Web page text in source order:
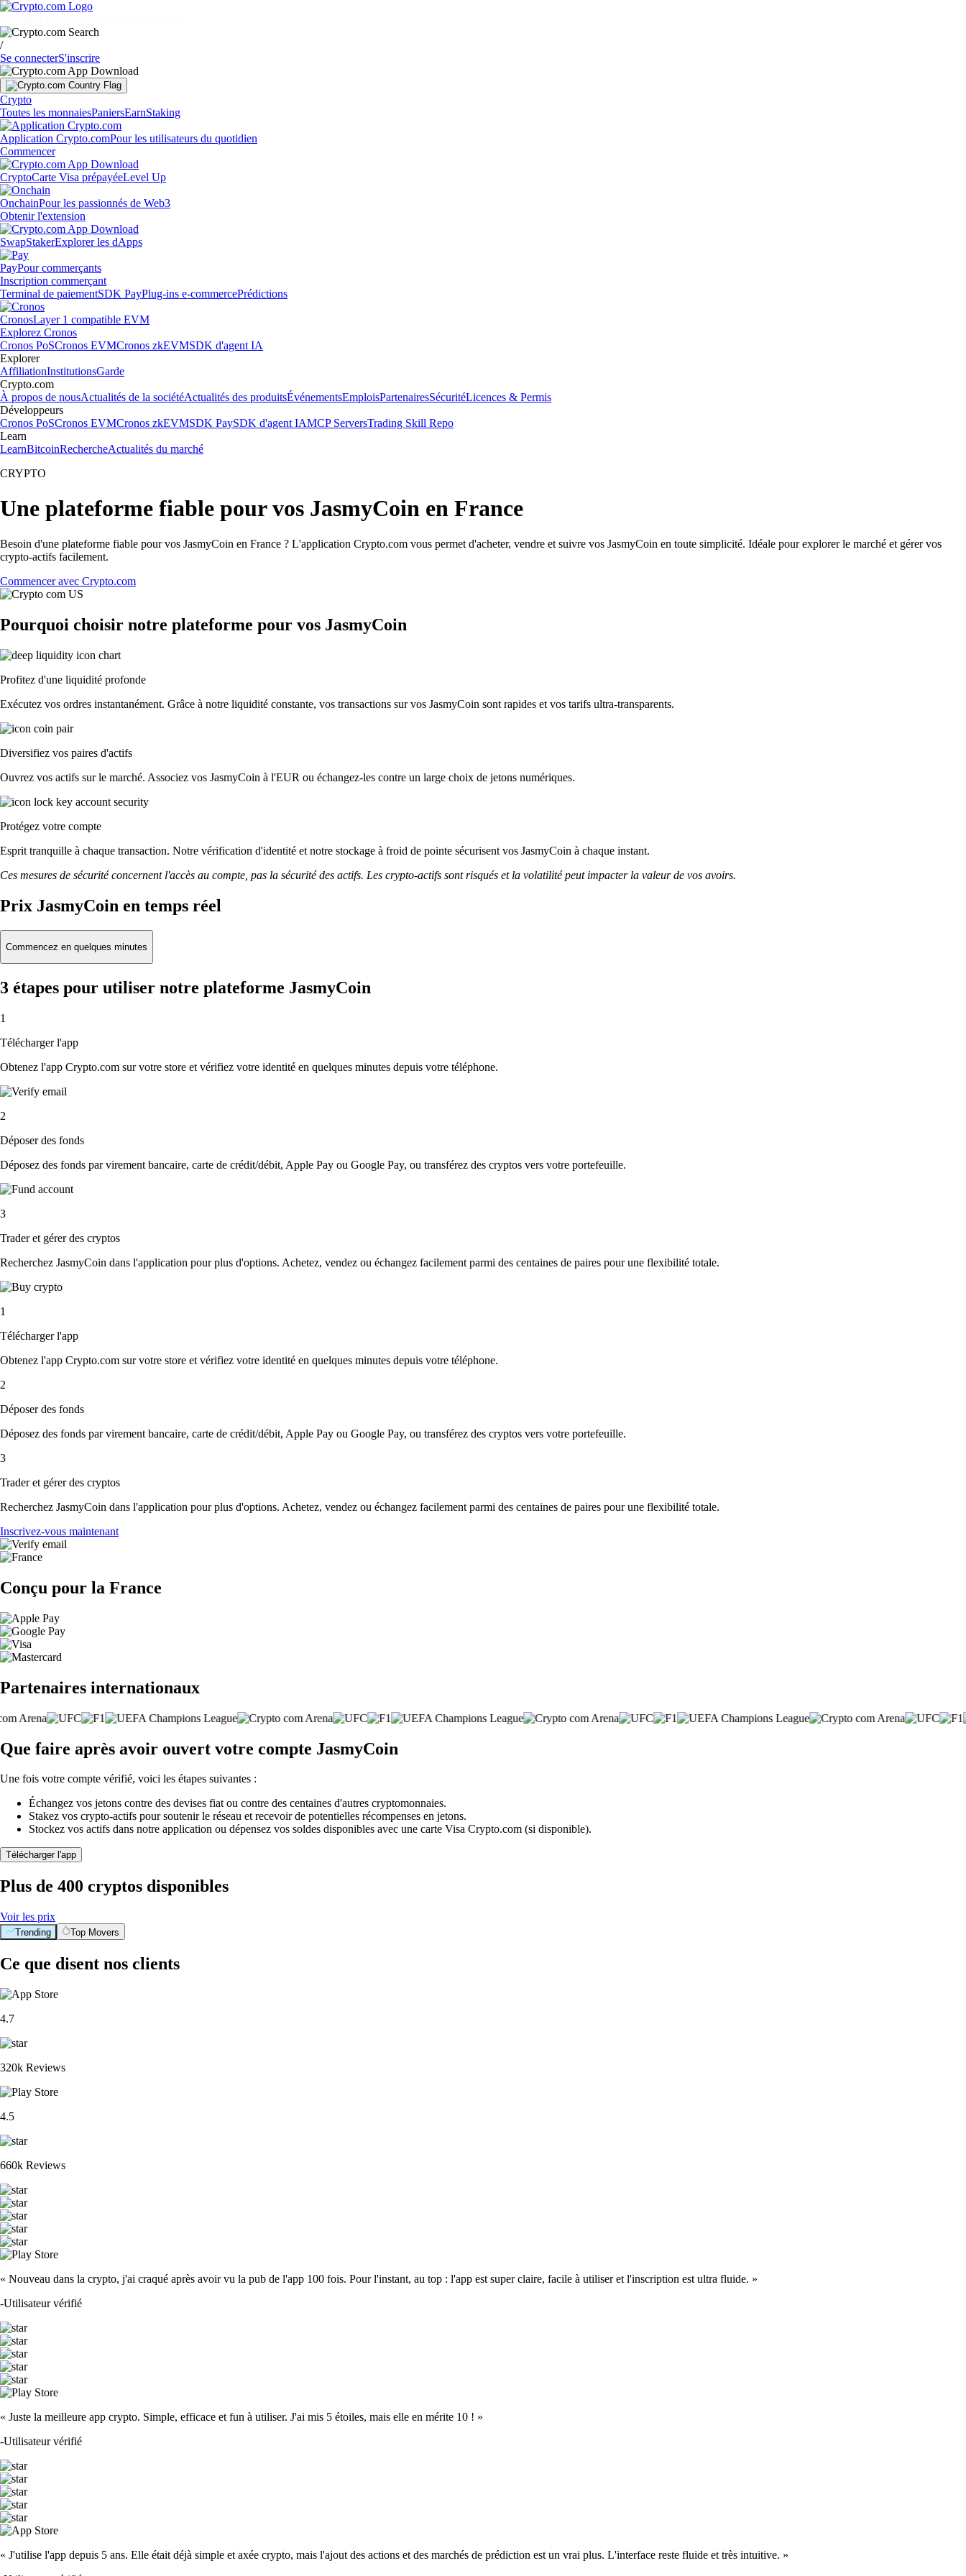
/
Se connecterS'inscrire
Crypto
Toutes les monnaiesPaniersEarnStaking
Application Crypto.comPour les utilisateurs du quotidien
Commencer
CryptoCarte Visa prépayéeLevel Up
OnchainPour les passionnés de Web3
Obtenir l'extension
SwapStakerExplorer les dApps
PayPour commerçants
Inscription commerçant
Terminal de paiementSDK PayPlug-ins e-commercePrédictions
CronosLayer 1 compatible EVM
Explorez Cronos
Cronos PoSCronos EVMCronos zkEVMSDK d'agent IA
Explorer
AffiliationInstitutionsGarde
Crypto.com
À propos de nousActualités de la sociétéActualités des produitsÉvénementsEmploisPartenairesSécuritéLicences & Permis
Développeurs
Cronos PoSCronos EVMCronos zkEVMSDK PaySDK d'agent IAMCP ServersTrading Skill Repo
Learn
LearnBitcoinRechercheActualités du marché
CRYPTO
Une plateforme fiable pour vos JasmyCoin en France
Besoin d'une plateforme fiable pour vos JasmyCoin en France ? L'application Crypto.com vous permet d'acheter, vendre et suivre vos JasmyCoin en toute simplicité. Idéale pour explorer le marché et gérer vos
crypto-actifs facilement.
Commencer avec Crypto.com
Pourquoi choisir notre plateforme pour vos JasmyCoin
Profitez d'une liquidité profonde
Exécutez vos ordres instantanément. Grâce à notre liquidité constante, vos transactions sur vos JasmyCoin sont rapides et vos tarifs ultra-transparents.
Diversifiez vos paires d'actifs
Ouvrez vos actifs sur le marché. Associez vos JasmyCoin à l'EUR ou échangez-les contre un large choix de jetons numériques.
Protégez votre compte
Esprit tranquille à chaque transaction. Notre vérification d'identité et notre stockage à froid de pointe sécurisent vos JasmyCoin à chaque instant.
Ces mesures de sécurité concernent l'accès au compte, pas la sécurité des actifs. Les crypto-actifs sont risqués et la volatilité peut impacter la valeur de vos avoirs.
Prix JasmyCoin en temps réel
Commencez en quelques minutes
3 étapes pour utiliser notre plateforme JasmyCoin
1
Télécharger l'app
Obtenez l'app Crypto.com sur votre store et vérifiez votre identité en quelques minutes depuis votre téléphone.
2
Déposer des fonds
Déposez des fonds par virement bancaire, carte de crédit/débit, Apple Pay ou Google Pay, ou transférez des cryptos vers votre portefeuille.
3
Trader et gérer des cryptos
Recherchez JasmyCoin dans l'application pour plus d'options. Achetez, vendez ou échangez facilement parmi des centaines de paires pour une flexibilité totale.
1
Télécharger l'app
Obtenez l'app Crypto.com sur votre store et vérifiez votre identité en quelques minutes depuis votre téléphone.
2
Déposer des fonds
Déposez des fonds par virement bancaire, carte de crédit/débit, Apple Pay ou Google Pay, ou transférez des cryptos vers votre portefeuille.
3
Trader et gérer des cryptos
Recherchez JasmyCoin dans l'application pour plus d'options. Achetez, vendez ou échangez facilement parmi des centaines de paires pour une flexibilité totale.
Inscrivez-vous maintenant
Conçu pour la France
Partenaires internationaux
Que faire après avoir ouvert votre compte JasmyCoin
Une fois votre compte vérifié, voici les étapes suivantes :
Échangez vos jetons contre des devises fiat ou contre des centaines d'autres cryptomonnaies.
Stakez vos crypto-actifs pour soutenir le réseau et recevoir de potentielles récompenses en jetons.
Stockez vos actifs dans notre application ou dépensez vos soldes disponibles avec une carte Visa Crypto.com (si disponible).
Télécharger l'app
Plus de 400 cryptos disponibles
Voir les prix
Trending Top Movers
Ce que disent nos clients
4.7
320k Reviews
4.5
660k Reviews
« Nouveau dans la crypto, j'ai craqué après avoir vu la pub de l'app 100 fois. Pour l'instant, au top : l'app est super claire, facile à utiliser et l'inscription est ultra fluide. »
-Utilisateur vérifié
« Juste la meilleure app crypto. Simple, efficace et fun à utiliser. J'ai mis 5 étoiles, mais elle en mérite 10 ! »
-Utilisateur vérifié
« J'utilise l'app depuis 5 ans. Elle était déjà simple et axée crypto, mais l'ajout des actions et des marchés de prédiction est un vrai plus. L'interface reste fluide et très intuitive. »